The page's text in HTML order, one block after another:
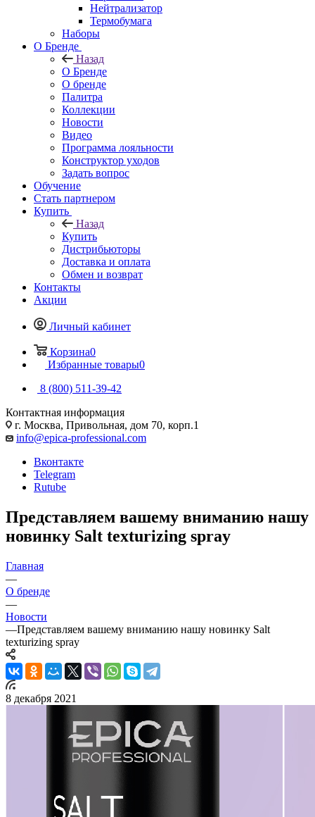
Нейтрализатор
Термобумага
Наборы
О Бренде
Назад
О Бренде
О бренде
Палитра
Коллекции
Новости
Видео
Программа лояльности
Конструктор уходов
Задать вопрос
Обучение
Стать партнером
Купить
Назад
Купить
Дистрибьюторы
Доставка и оплата
Обмен и возврат
Контакты
Акции
Личный кабинет
Корзина0
Избранные товары0
8 (800) 511-39-42
Контактная информация
г. Москва, Привольная, дом 70, корп.1
info@epica-professional.com
Вконтакте
Telegram
Rutube
Представляем вашему вниманию нашу
новинку Salt texturizing spray
Главная
—
О бренде
—
Новости
—Представляем вашему вниманию нашу новинку Salt
texturizing spray
8 декабря 2021